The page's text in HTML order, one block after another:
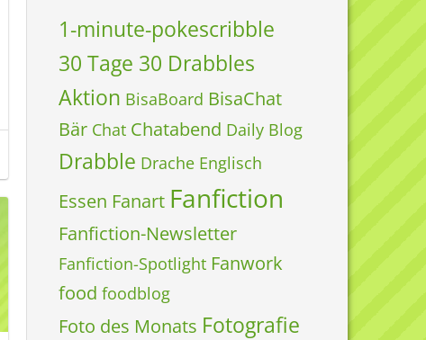
1-minute-pokescribble
30 Tage 30 Drabbles
Aktion BisaBoard BisaChat
Bär Chat Chatabend Daily Blog
Drabble Drache Englisch
Essen Fanart Fanfiction
Fanfiction-Newsletter
Fanfiction-Spotlight Fanwork
food foodblog
Foto des Monats Fotografie